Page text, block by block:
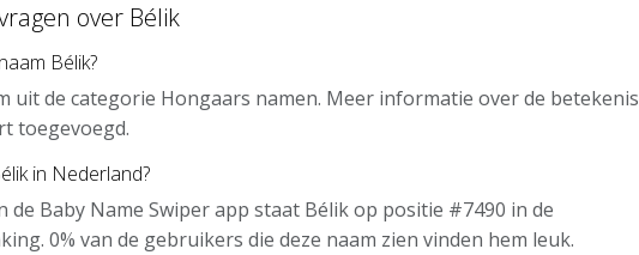
over Bélik
Bélik?
uit de categorie Hongaars namen. Meer informatie over de betekenis
toegevoegd.
in Nederland?
de Baby Name Swiper app staat Bélik op positie #7490 in de
0% van de gebruikers die deze naam zien vinden hem leuk.